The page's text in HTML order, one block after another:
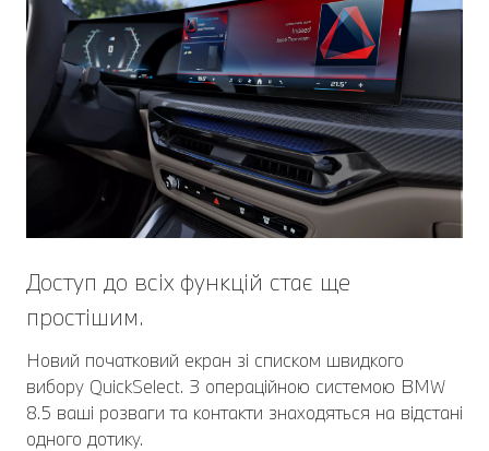
Доступ до всіх функцій стає ще
простішим.
Новий початковий екран зі списком швидкого
вибору QuickSelect. З операційною системою BMW
8.5 ваші розваги та контакти знаходяться на відстані
одного дотику.